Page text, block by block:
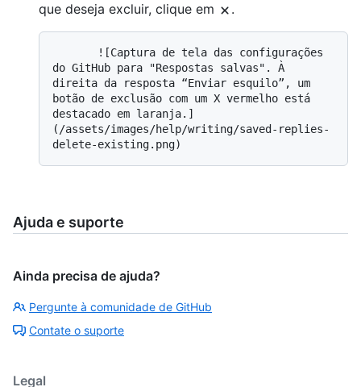
que deseja excluir, clique em
.
do GitHub para "Respostas salvas". À
direita da resposta “Enviar esquilo”, um
botão de exclusão com um X vermelho está
destacado em laranja.]
(/assets/images/help/writing/saved-replies-
Ajuda e suporte
Ainda precisa de ajuda?
Pergunte à comunidade de GitHub
Contate o suporte
Legal